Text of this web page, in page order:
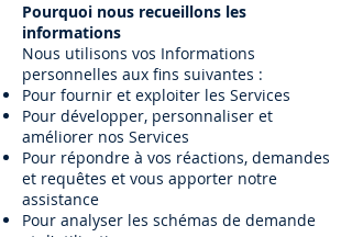
Pourquoi nous recueillons les
informations
Nous utilisons vos Informations
personnelles aux fins suivantes :
Pour fournir et exploiter les Services
Pour développer, personnaliser et
améliorer nos Services
Pour répondre à vos réactions, demandes
et requêtes et vous apporter notre
assistance
Pour analyser les schémas de demande